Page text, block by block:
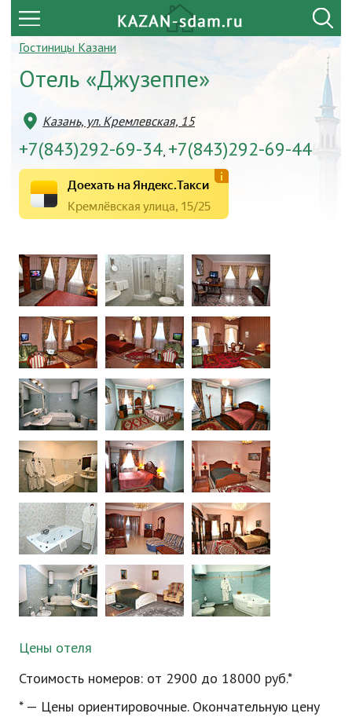
Гостиницы Казани
Отель «Джузеппе»
Казань, ул. Кремлевская, 15
+7(843)292-69-34, +7(843)292-69-44
Доехать на Яндекс.Такси
Кремлёвская улица, 15/25
Цены отеля
Стоимость номеров: от 2900 до 18000 руб.*
* — Цены ориентировочные. Окончательную цену